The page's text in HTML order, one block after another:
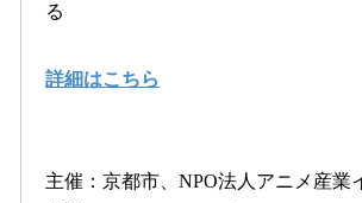
る
詳細はこちら
主催：京都市、NPO法人アニメ産業